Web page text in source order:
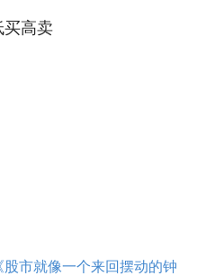
买高卖
股市就像一个来回摆动的钟